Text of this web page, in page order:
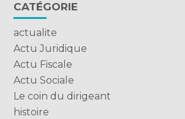
CATÉGORIE
actualite
Actu Juridique
Actu Fiscale
Actu Sociale
Le coin du dirigeant
histoire